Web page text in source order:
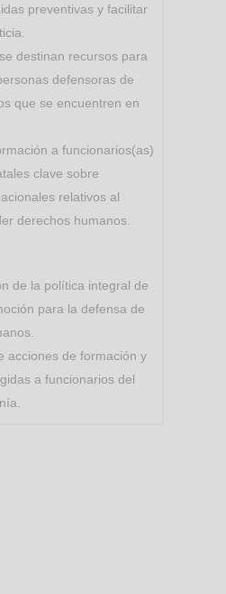
preventivas y facilitar
destinan recursos para
defensoras de
que se encuentren en
a funcionarios(as)
clave sobre
relativos al
derechos humanos.
de la política integral de
para la defensa de
acciones de formación y
a funcionarios del